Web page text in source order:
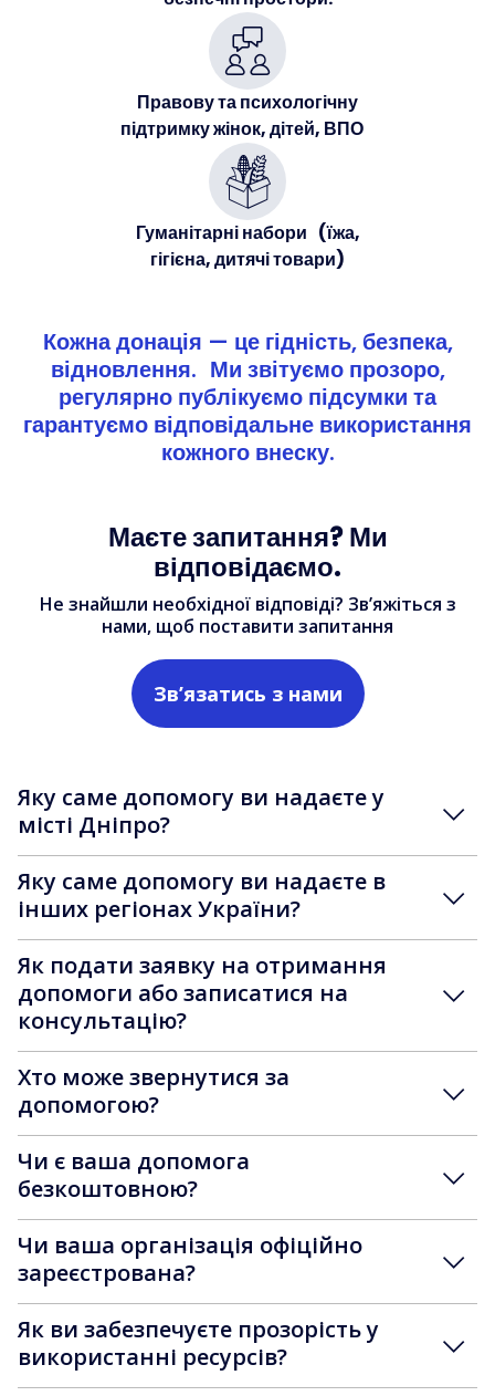
Правову та психологічну
підтримку жінок, дітей, ВПО
Гуманітарні набори (їжа,
гігієна, дитячі товари)
Кожна донація — це гідність, безпека,
відновлення. Ми звітуємо прозоро,
регулярно публікуємо підсумки та
гарантуємо відповідальне використання
кожного внеску.
Маєте запитання? Ми
відповідаємо.
Не знайшли необхідної відповіді? Зв’яжіться з
нами, щоб поставити запитання
Зв’язатись з нами
Яку саме допомогу ви надаєте у
місті Дніпро?
Яку саме допомогу ви надаєте в
інших регіонах України?
Як подати заявку на отримання
допомоги або записатися на
консультацію?
Хто може звернутися за
допомогою?
Чи є ваша допомога
безкоштовною?
Чи ваша організація офіційно
зареєстрована?
Як ви забезпечуєте прозорість у
використанні ресурсів?